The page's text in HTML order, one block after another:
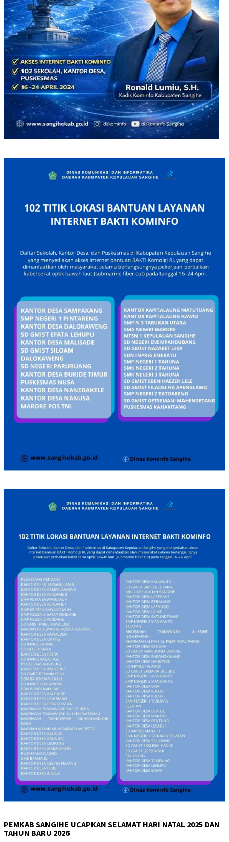
PEMKAB SANGIHE UCAPKAN SELAMAT HARI NATAL 2025 DAN
TAHUN BARU 2026